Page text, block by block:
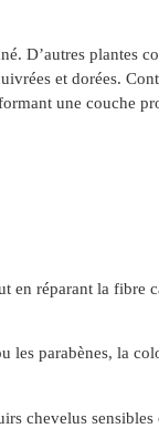
D’autres plantes
et dorées.
une couche
en réparant la fibre
les parabènes, la
chevelus